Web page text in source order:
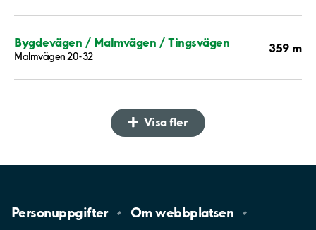
Bygdevägen / Malmvägen / Tingsvägen
Malmvägen 20-32
359 m
Visa fler
Personuppgifter Omwebbplatsen